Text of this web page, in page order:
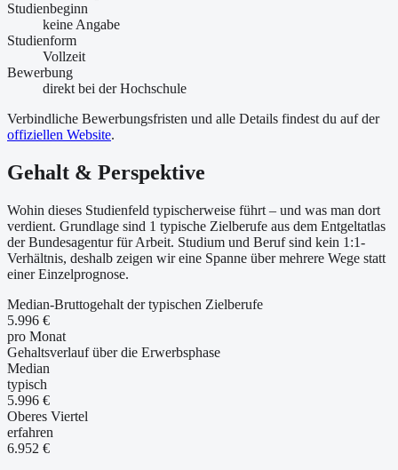
Studienbeginn
keine Angabe
Studienform
Vollzeit
Bewerbung
direkt bei der Hochschule
Verbindliche Bewerbungsfristen und alle Details findest du auf der
offiziellen Website.
Gehalt & Perspektive
Wohin dieses Studienfeld typischerweise führt – und was man dort
verdient. Grundlage sind 1 typische Zielberufe aus dem Entgeltatlas
der Bundesagentur für Arbeit. Studium und Beruf sind kein 1:1-
Verhältnis, deshalb zeigen wir eine Spanne über mehrere Wege statt
einer Einzelprognose.
Median-Bruttogehalt der typischen Zielberufe
5.996 €
pro Monat
Gehaltsverlauf über die Erwerbsphase
Median
typisch
5.996 €
Oberes Viertel
erfahren
6.952 €